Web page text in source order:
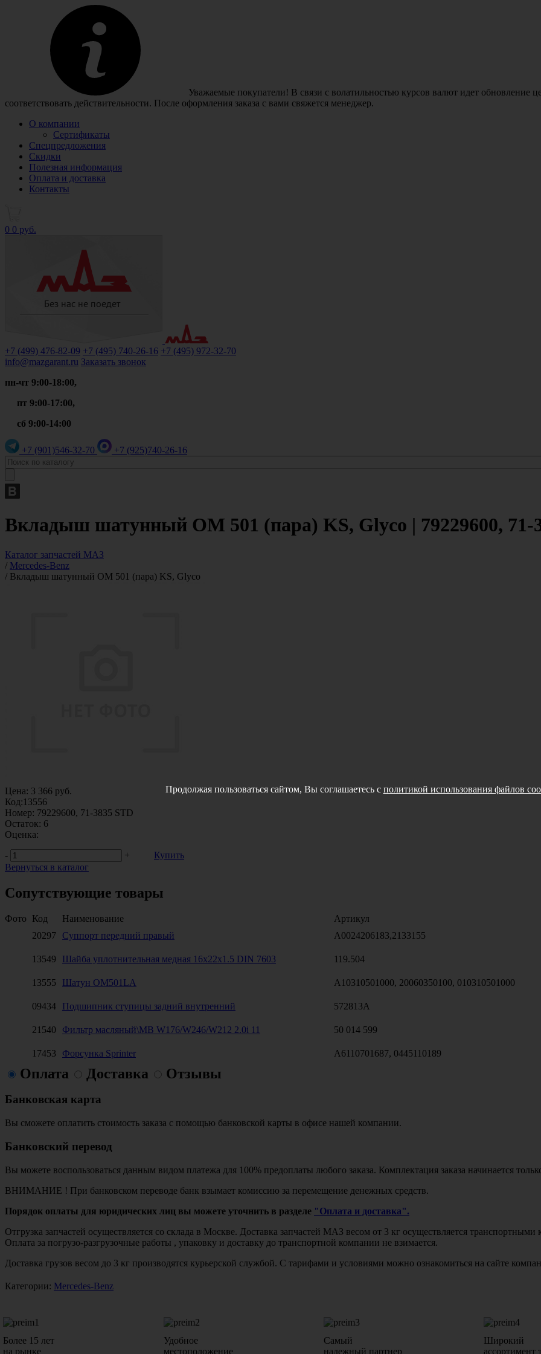
Уважаемые покупатели! В связи с волатильностью курсов валют идет обновление
соответствовать действительности. После оформления заказа с вами свяжется менеджер.
О компании
Сертификаты
Спецпредложения
Скидки
Полезная информация
Оплата и доставка
Контакты
0 0 руб.
+7 (499) 476-82-09 +7 (495) 740-26-16 +7 (495) 972-32-70
info@mazgarant.ru Заказать звонок
пн-чт 9:00-18:00,
пт 9:00-17:00,
сб 9:00-14:00
+7 (901)546-32-70 +7 (925)740-26-16
Вкладыш шатунный OM 501 (пара) KS, Glyco | 79229600, 71-
Каталог запчастей МАЗ
/ Mercedes-Benz
/ Вкладыш шатунный OM 501 (пара) KS, Glyco
Цена: 3 366 руб.
Код:13556
Номер: 79229600, 71-3835 STD
Остаток: 6
Оценка:
-
+
Купить
Вернуться в каталог
Сопутствующие товары
Фото Код Наименование Артикул
20297
Суппорт передний правый A0024206183,2133155
13549
Шайба уплотнительная медная 16x22x1.5 DIN 7603 119.504
13555
Шатун OM501LA A10310501000, 20060350100, 010310501000
09434
Подшипник ступицы задний внутренний 572813A
21540
Фильтр масляный\MB W176/W246/W212 2.0i 11 50 014 599
17453
Форсунка Sprinter A6110701687, 0445110189
Оплата Доставка Отзывы
Банковская карта
Вы сможете оплатить стоимость заказа с помощью банковской карты в офисе нашей компании.
Банковский перевод
Вы можете воспользоваться данным видом платежа для 100% предоплаты любого заказа. Комплектация заказа начинается
ВНИМАНИЕ ! При банковском переводе банк взымает комиссию за перемещение денежных средств.
Порядок оплаты для юридических лиц вы можете уточнить в разделе "Оплата и доставка".
Отгрузка запчастей осуществляется со склада в Москве. Доставка запчастей МАЗ весом от 3 кг осуществляется
Оплата за погрузо-разгрузочные работы , упаковку и доставку до транспортной компании не взимается.
Доставка грузов весом до 3 кг производятся курьерской службой. С тарифами и условиями можно ознакомиться на сайте
Категории: Mercedes-Benz
Более 15 лет
на рынке
Удобное
местоположение
Самый
надежный партнер
Широкий
ассортимент
Продолжая пользоваться сайтом, Вы соглашаетесь с политикой использования файлов